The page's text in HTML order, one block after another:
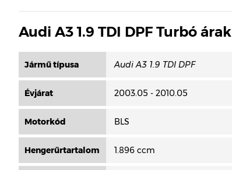
Audi A3 1.9 TDI DPF Turbó árak
Jármű típusa
Évjárat 2003.05 - 2010.05
Motorkód BLS
Hengerűrtartalom 1.896 ccm